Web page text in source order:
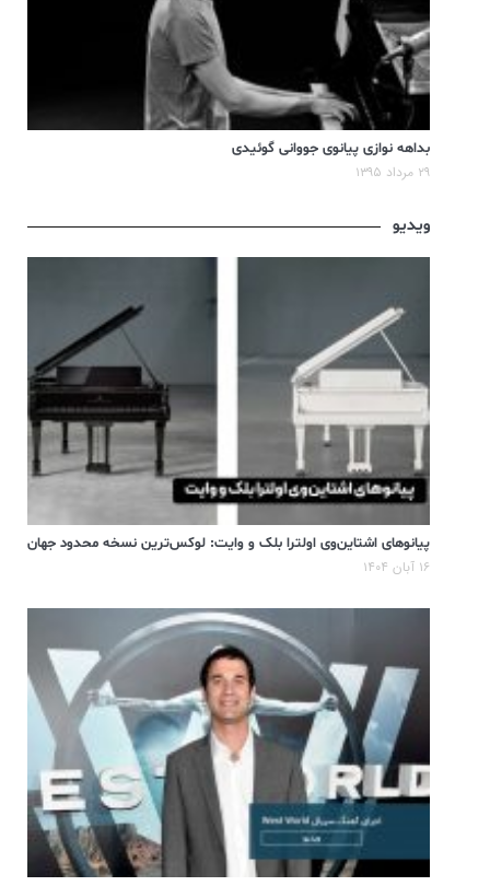
بداهه نوازی پیانوی جووانی گوئیدی
۲۹ مرداد ۱۳۹۵
ویدیو
پیانوهای اشتاین‌وی اولترا بلک و وایت: لوکس‌ترین نسخه محدود جهان
۱۶ آبان ۱۴۰۴